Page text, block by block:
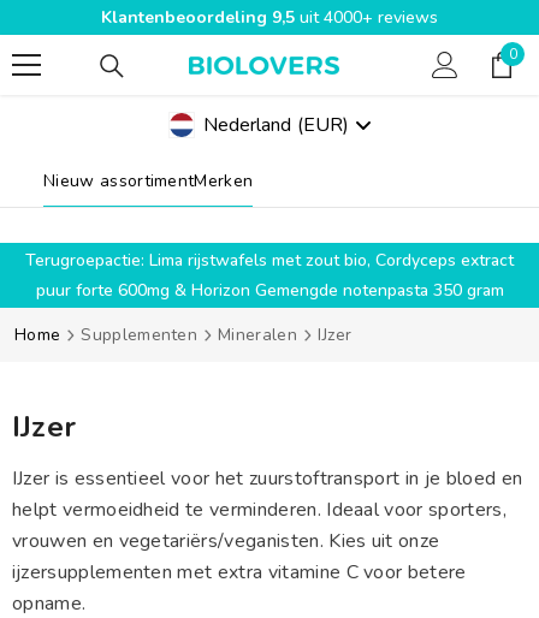
SPRING NAAR INHOUD
Klantenbeoordeling 9,5 uit 4000+ reviews
0
0
Geolocation Button Mobile: Nederland, EUR
Nederland (EUR)
Nieuw assortimentMerken
Terugroepactie: Lima rijstwafels met zout bio, Cordyceps extract
puur forte 600mg & Horizon Gemengde notenpasta 350 gram
Home
Supplementen Mineralen IJzer
IJzer
IJzer is essentieel voor het zuurstoftransport in je bloed en
helpt vermoeidheid te verminderen. Ideaal voor sporters,
vrouwen en vegetariërs/veganisten. Kies uit onze
ijzersupplementen met extra vitamine C voor betere
opname.